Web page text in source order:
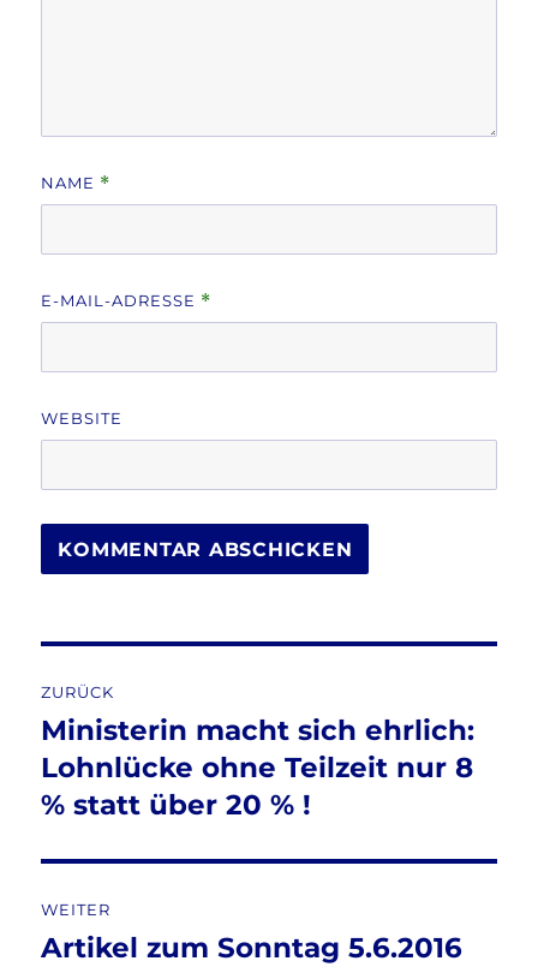
NAME *
E-MAIL-ADRESSE *
WEBSITE
ZURÜCK
Vorheriger
Beitrag:
Ministerin macht sich ehrlich:
Lohnlücke ohne Teilzeit nur 8
% statt über 20 % !
WEITER
Nächster
Artikel zum Sonntag 5.6.2016